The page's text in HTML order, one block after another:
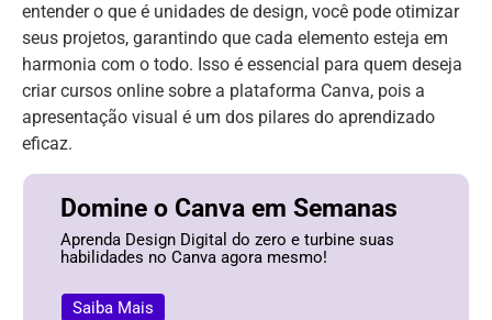
entender o que é unidades de design, você pode otimizar
seus projetos, garantindo que cada elemento esteja em
harmonia com o todo. Isso é essencial para quem deseja
criar cursos online sobre a plataforma Canva, pois a
apresentação visual é um dos pilares do aprendizado
eficaz.
Domine o Canva em Semanas
Aprenda Design Digital do zero e turbine suas
habilidades no Canva agora mesmo!
Saiba Mais